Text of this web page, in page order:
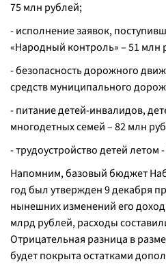
75 млн рублей;
- исполнение заявок,
«Народный контроль» – 51 млн
- безопасность дорожного
средств муниципального
- питание детей-инвалидов,
многодетных семей – 82 млн
- трудоустройство детей летом
Напомним, базовый бюджет
год был утвержден 9 декабря
нынешних изменений его
млрд рублей, расходы
Отрицательная разница в
будет покрыта остатками